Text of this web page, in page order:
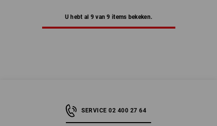
U hebt al 9 van 9 items bekeken.
SERVICE 02 400 27 64